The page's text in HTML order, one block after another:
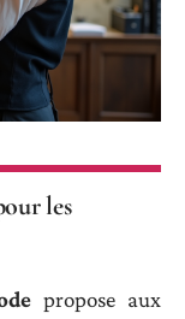
les
propose aux